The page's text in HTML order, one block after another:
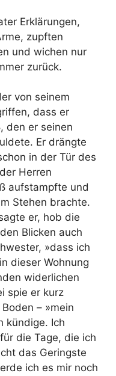
Erklärungen,
zupften
und wichen nur
zurück.
von seinem
dass er
den er seinen
Er drängte
in der Tür des
Herren
aufstampfte und
Stehen brachte.
er, hob die
Blicken auch
»dass ich
dieser Wohnung
widerlichen
spie er kurz
– »mein
kündige. Ich
die Tage, die ich
das Geringste
ich es mir noch